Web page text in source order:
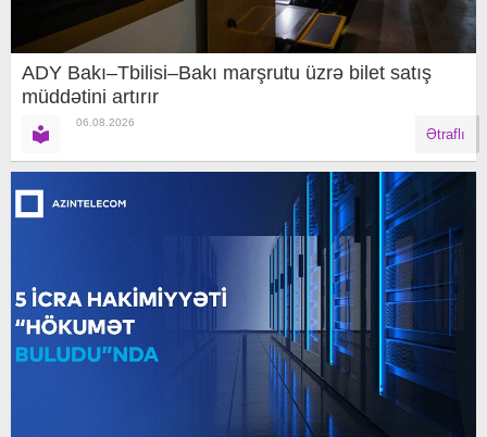
ADY Bakı–Tbilisi–Bakı marşrutu üzrə bilet satış
müddətini artırır
06.08.2026
Ətraflı